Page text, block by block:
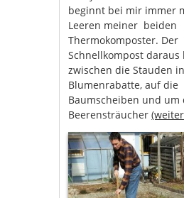
beginnt bei mir immer
Leeren meiner beiden
Thermokomposter. Der
Schnellkompost daraus
zwischen die Stauden
Blumenrabatte, auf die
Baumscheiben und um
Beerensträucher